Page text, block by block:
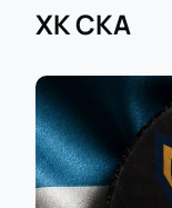
ХК СКА